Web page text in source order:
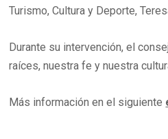
Turismo, Cultura y Deporte,
Durante su intervención, el
raíces, nuestra fe y nuestra
Más información en el siguiente